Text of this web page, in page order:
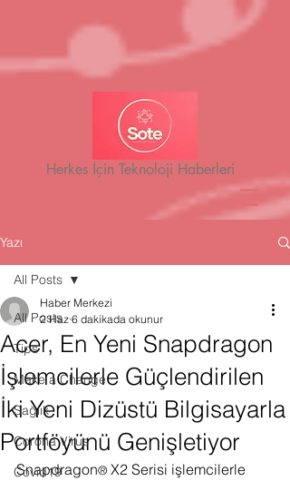
Herkes İçin Teknoloji Haberleri
Yazı
All Posts
Tips
Make a Change
Sağlık
Corona Virus
Covid19
All Posts
Acer, En Yeni Snapdragon
İşlemcilerle Güçlendirilen
İki Yeni Dizüstü Bilgisayarla
Portföyünü Genişletiyor
Haber Merkezi
2 Haz 6 dakikada okunur
Snapdragon® X2 Serisi işlemcilerle